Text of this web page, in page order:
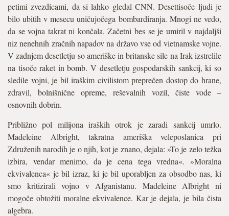
petimi zvezdicami, da si lahko gledal CNN. Desettisoče ljudi je
bilo ubitih v mesecu uničujočega bombardiranja. Mnogi ne vedo,
da se vojna takrat ni končala. Začetni bes se je umiril v najdaljši
niz nenehnih zračnih napadov na državo vse od vietnamske vojne.
V zadnjem desetletju so ameriške in britanske sile na Irak izstrelile
na tisoče raket in bomb. V desetletju gospodarskih sankcij, ki so
sledile vojni, je bil iraškim civilistom preprečen dostop do hrane,
zdravil, bolnišnične opreme, reševalnih vozil, čiste vode –
osnovnih dobrin.
Približno pol milijona iraških otrok je zaradi sankcij umrlo.
Madeleine Albright, takratna ameriška veleposlanica pri
Združenih narodih je o njih, kot je znano, dejala: »To je zelo težka
izbira, vendar menimo, da je cena tega vredna«. »Moralna
ekvivalenca« je bil izraz, ki je bil uporabljen za obsodbo nas, ki
smo kritizirali vojno v Afganistanu. Madeleine Albright ni
mogoče obtožiti moralne ekvivalence. Kar je dejala, je bila čista
algebra.